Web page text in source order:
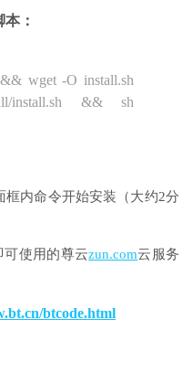
：
wget -O install.sh
install.sh && sh
框内命令开始安装（大约2分
可使用的尊云zun.com云服务
btcode.html